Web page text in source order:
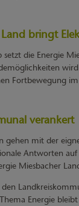
bringt
die Energie
Fortbewegung
verankert
gehen mit der
Antworten
Miesbacher
Energie